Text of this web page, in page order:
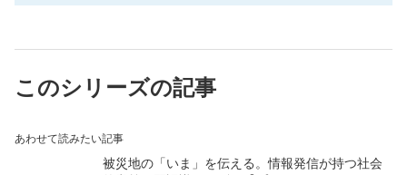
このシリーズの記事
あわせて読みたい記事
被災地の「いま」を伝える。情報発信が持つ社会